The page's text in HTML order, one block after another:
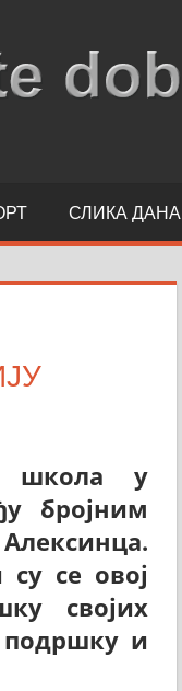
СЛИКА ДАНА
школа у
бројним
се овој
својих
подршку и